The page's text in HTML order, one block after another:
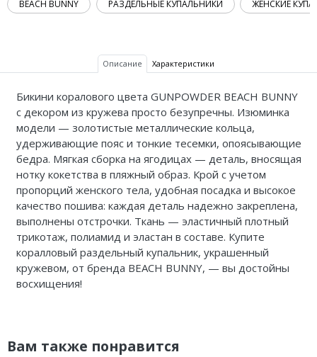
BEACH BUNNY РАЗДЕЛЬНЫЕ КУПАЛЬНИКИ ЖЕНСКИЕ
Описание Характеристики
Бикини коралового цвета GUNPOWDER BEACH BUNNY
с декором из кружева просто безупречны. Изюминка
модели — золотистые металлические кольца,
удерживающие пояс и тонкие тесемки, опоясывающие
бедра. Мягкая сборка на ягодицах — деталь, вносящая
нотку кокетства в пляжный образ. Крой с учетом
пропорций женского тела, удобная посадка и высокое
качество пошива: каждая деталь надежно закреплена,
выполнены отстрочки. Ткань — эластичный плотный
трикотаж, полиамид и эластан в составе. Купите
коралловый раздельный купальник, украшенный
кружевом, от бренда BEACH BUNNY, — вы достойны
восхищения!
Вам также понравится